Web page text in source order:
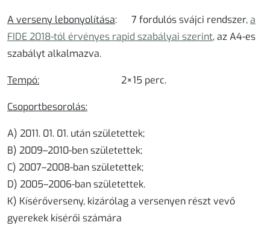
A verseny lebonyolítása: 7 fordulós svájci rendszer,a
FIDE 2018-tól érvényes rapid szabályai szerint, az A4-es
szabályt alkalmazva.
Tempó: 2×15 perc.
Csoportbesorolás:
A) 2011. 01. 01. után születettek;
B) 2009–2010-ben születettek;
C) 2007–2008-ban születettek;
D) 2005–2006-ban születettek.
K) Kísérőverseny, kizárólag a versenyen részt vevő
gyerekek kísérői számára